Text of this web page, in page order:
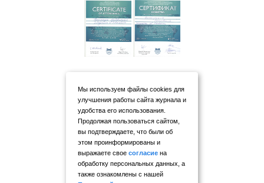
Мы используем файлы cookies для
улучшения работы сайта журнала и
удобства его использования.
Продолжая пользоваться сайтом,
вы подтверждаете, что были об
этом проинформированы и
выражаете свое согласие на
обработку персональных данных, а
также ознакомлены с нашей